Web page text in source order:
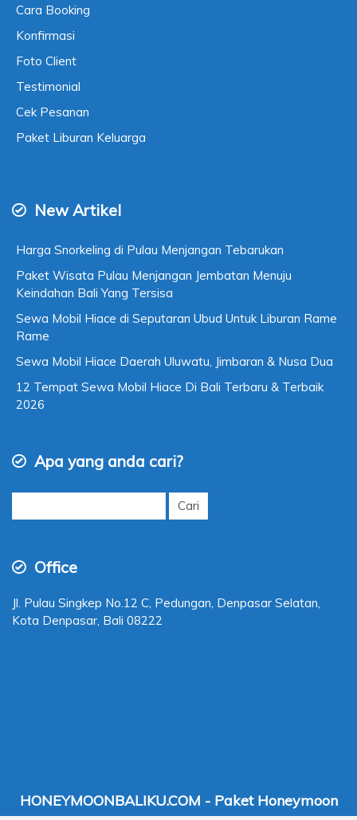
Cara Booking
Konfirmasi
Foto Client
Testimonial
Cek Pesanan
Paket Liburan Keluarga
New Artikel
Harga Snorkeling di Pulau Menjangan Tebarukan
Paket Wisata Pulau Menjangan Jembatan Menuju
Keindahan Bali Yang Tersisa
Sewa Mobil Hiace di Seputaran Ubud Untuk Liburan Rame
Rame
Sewa Mobil Hiace Daerah Uluwatu, Jimbaran & Nusa Dua
12 Tempat Sewa Mobil Hiace Di Bali Terbaru & Terbaik
2026
Apa yang anda cari?
Cari
Office
Jl. Pulau Singkep No.12 C, Pedungan, Denpasar Selatan,
Kota Denpasar, Bali 08222
HONEYMOONBALIKU.COM - Paket Honeymoon